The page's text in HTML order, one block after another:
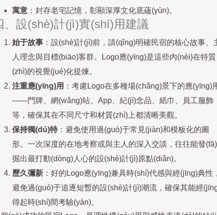
寓意 ：封存老宅記憶，彰顯深厚文化底蘊(yùn)。
、設(shè)計(jì)實(shí)用建議
始于故事 ：設(shè)計(jì)前，請(qǐng)明確民宿的核心故事、
人理念與目標(biāo)客群。Logo應(yīng)是這些內(nèi)在特質
(zhì)的視覺(jué)化提煉。
注重應(yīng)用 ：考慮Logo在多種場(chǎng)景下的應(yīng)
——門牌、網(wǎng)站、App、紀(jì)念品、紙巾、員工服飾
等，確保其在不同尺寸和材質(zhì)上都清晰美觀。
保持獨(dú)特：避免使用過(guò)于常見(jiàn)和模板化的圖
形。一次深度的在地考察或與主人的深入交談，往往能發(fā)
掘出最打動(dòng)人心的設(shè)計(jì)原點(diǎn)。
歷久彌新 ：好的Logo應(yīng)兼具時(shí)代感與經(jīng)典性
避免過(guò)于追逐短暫的設(shè)計(jì)潮流，確保其能經
得起時(shí)間考驗(yàn)。